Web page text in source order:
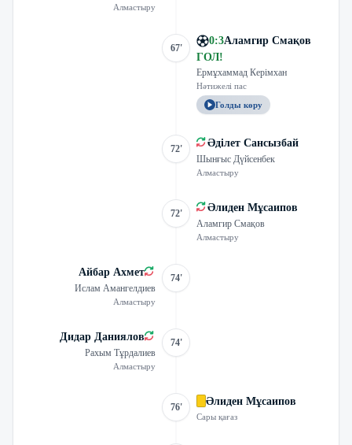
Алмастыру
67'
0:3Аламгир Смақов
ГОЛ!
Ермұхаммад Керімхан
Нәтижелі пас
Голды көру
72' Әділет Сансызбай
Шынғыс Дүйсенбек
Алмастыру
72' Әлиден Мұсаипов
Аламгир Смақов
Алмастыру
Айбар Ахмет
Ислам Амангелдиев
Алмастыру
74'
Дидар Даниялов
Рахым Тұрдалиев
Алмастыру
74'
76' Әлиден Мұсаипов
Сары қағаз